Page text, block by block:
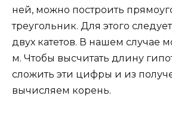
ней, можно построить
треугольник. Для этого
двух катетов. В нашем случае
м. Чтобы высчитать длину
сложить эти цифры и из
вычисляем корень.